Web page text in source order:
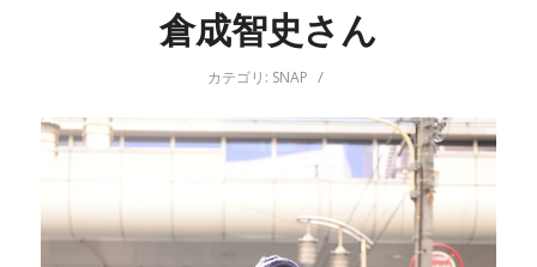
倉成智史さん
カテゴリ: SNAP /